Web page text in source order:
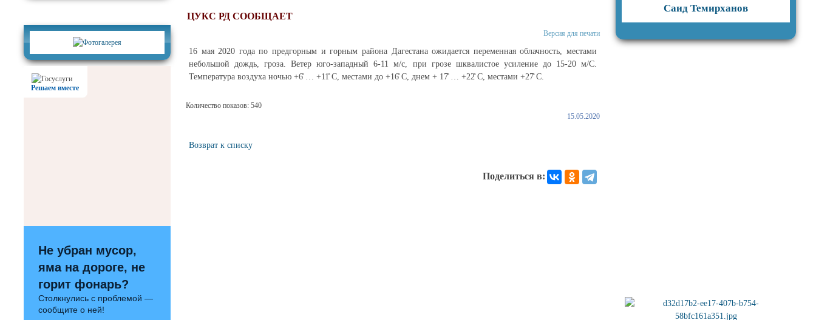
Решаем вместе
Не убран мусор,
яма на дороге, не
горит фонарь?
Столкнулись с проблемой —
сообщите о ней!
ЦУКС РД СООБЩАЕТ
Версия для печати
16 мая 2020 года по предгорным и горным района Дагестана ожидается переменная облачность, местами
небольшой дождь, гроза. Ветер юго-западный 6-11 м/с, при грозе шквалистое усиление до 15-20 м/С.
Температура воздуха ночью +6̊ … +11̊ С, местами до +16̊ С, днем + 17̊ … +22̊ С, местами +27̊ С.
Количество показов: 540
15.05.2020
Возврат к списку
Поделиться в:
Саид Темирханов